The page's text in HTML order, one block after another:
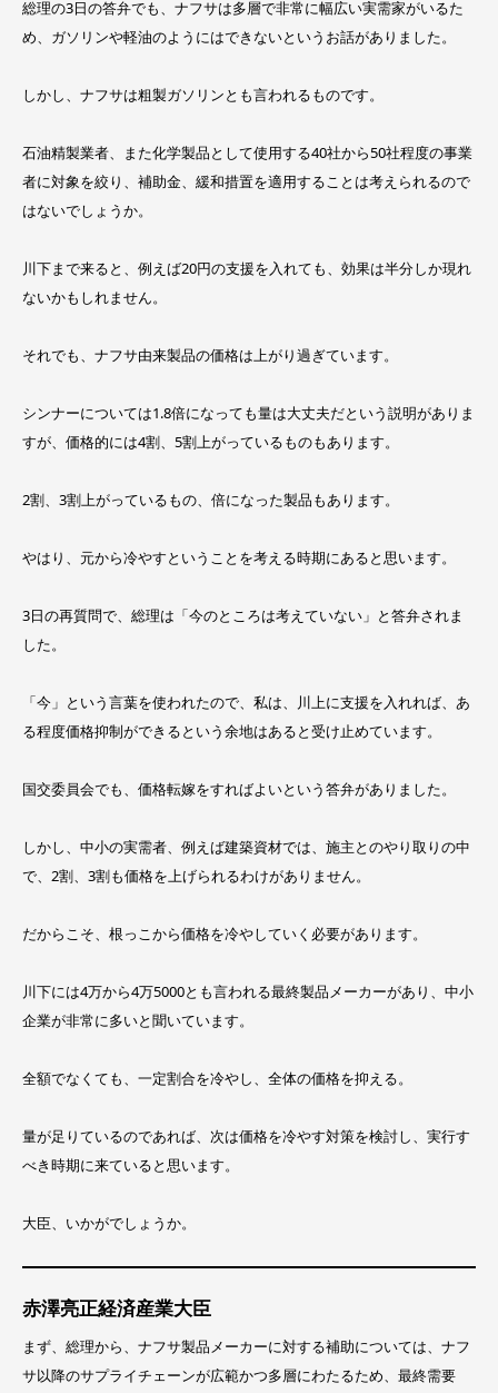
総理の3日の答弁でも、ナフサは多層で非常に幅広い実需家がいるた
め、ガソリンや軽油のようにはできないというお話がありました。
しかし、ナフサは粗製ガソリンとも言われるものです。
石油精製業者、また化学製品として使用する40社から50社程度の事業
者に対象を絞り、補助金、緩和措置を適用することは考えられるので
はないでしょうか。
川下まで来ると、例えば20円の支援を入れても、効果は半分しか現れ
ないかもしれません。
それでも、ナフサ由来製品の価格は上がり過ぎています。
シンナーについては1.8倍になっても量は大丈夫だという説明がありま
すが、価格的には4割、5割上がっているものもあります。
2割、3割上がっているもの、倍になった製品もあります。
やはり、元から冷やすということを考える時期にあると思います。
3日の再質問で、総理は「今のところは考えていない」と答弁されま
した。
「今」という言葉を使われたので、私は、川上に支援を入れれば、あ
る程度価格抑制ができるという余地はあると受け止めています。
国交委員会でも、価格転嫁をすればよいという答弁がありました。
しかし、中小の実需者、例えば建築資材では、施主とのやり取りの中
で、2割、3割も価格を上げられるわけがありません。
だからこそ、根っこから価格を冷やしていく必要があります。
川下には4万から4万5000とも言われる最終製品メーカーがあり、中小
企業が非常に多いと聞いています。
全額でなくても、一定割合を冷やし、全体の価格を抑える。
量が足りているのであれば、次は価格を冷やす対策を検討し、実行す
べき時期に来ていると思います。
大臣、いかがでしょうか。
赤澤亮正経済産業大臣
まず、総理から、ナフサ製品メーカーに対する補助については、ナフ
サ以降のサプライチェーンが広範かつ多層にわたるため、最終需要